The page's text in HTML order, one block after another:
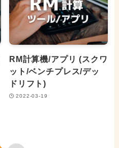
RM計算機/アプリ (スクワ
ット/ベンチプレス/デッ
ドリフト)
2022-03-19